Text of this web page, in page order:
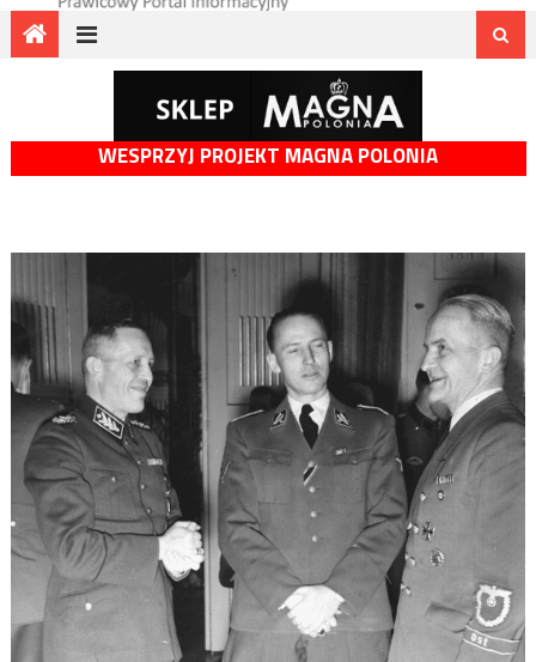
WESPRZYJ PROJEKT MAGNA POLONIA